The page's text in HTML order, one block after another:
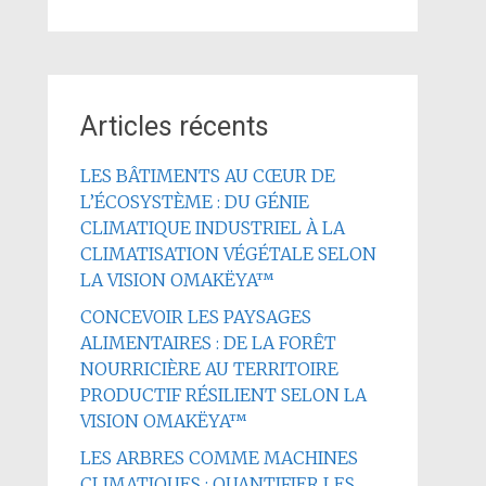
Articles récents
LES BÂTIMENTS AU CŒUR DE
L’ÉCOSYSTÈME : DU GÉNIE
CLIMATIQUE INDUSTRIEL À LA
CLIMATISATION VÉGÉTALE SELON
LA VISION OMAKËYA™
CONCEVOIR LES PAYSAGES
ALIMENTAIRES : DE LA FORÊT
NOURRICIÈRE AU TERRITOIRE
PRODUCTIF RÉSILIENT SELON LA
VISION OMAKËYA™
LES ARBRES COMME MACHINES